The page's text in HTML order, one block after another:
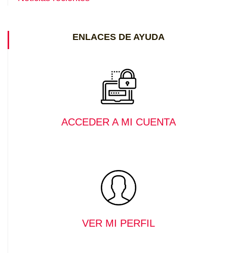
ENLACES DE AYUDA
ACCEDER A MI CUENTA
VER MI PERFIL